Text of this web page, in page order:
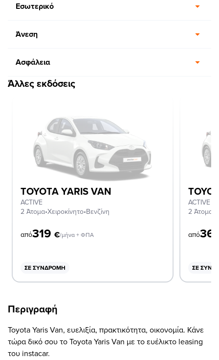
Εσωτερικό
Άνεση
Ασφάλεια
Άλλες εκδόσεις
TOYOTA YARIS VAN
ACTIVE
2 Άτομα•Χειροκίνητο•Βενζίνη
από319 €/μήνα + ΦΠΑ
ΣΕ ΣΥΝΔΡΟΜΉ
ACTIVE
2 Άτομα
από
ΣΕ
Περιγραφή
Toyota Yaris Van, ευελιξία, πρακτικότητα, οικονομία. Κάνε
τώρα δικό σου το Toyota Yaris Van με το ευέλικτο leasing
του instacar.